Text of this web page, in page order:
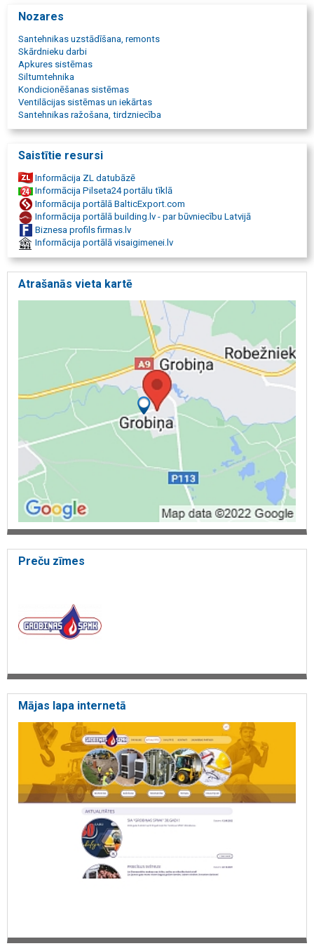
tīklu izbūve
siltumtīkli
metāla konstrukcijas
ventilācija Kurzemē
inženierkomunikāciju izbūve
apkures sistēmas
būvprojekti
apkures katlu ražošana
santehnikas tirdzniecība Grobiņā
santehniskie darbi Grobiņā
metāla izstrādājumu ražošana
Grobiņas būvnieki
siltumapgādes risinājumi
ventilācija
ārējie tīkli
iekšējie tīkli
ražošana
apkures katli
saunas krāsnis
gaisa vadi
apkures tehnikas
santehnikas ventilācijas iekārtas
Autotransports
Zemes rakšanas tehnikas pakalpojumi
Energoefektivitāte
Inženierkomunikācija
Inženiertehnisko komunikāciju apkope
Sistēmu ekspluatācija
Siltummezglu apkope
Spiedienpaaugstinošās ierīces
Bioloģiskā attīrīšana
Tauku un eļļas atdalītāji
Katlu tīrīšana
tvertņu tīrīšana
gāzes vadi
siltumtrases
apkure
Smagās tehnikas noma
Siltumapgādes un ventilācijas sistēmas
Gāzes apgādes sistēmas
Būvniecība
Montāža
Metināšana
Projektēšanas biroji
Būvuzraudzības pakalpojumi
Specializēts transports
Tehnikas aprīkojuma pakalpojumi
Tranšeju atbalsta sienas
Gruntsūdens pazemināšanas iekārtas
Hidrodinamiskā mašīna
Hidrodinamiskā transporta noma
Tranšeju frēze
Hidrauliskais āmurs
Ekskavatori
Nozares
Santehnikas uzstādīšana, remonts
Skārdnieku darbi
Apkures sistēmas
Siltumtehnika
Kondicionēšanas sistēmas
Ventilācijas sistēmas un iekārtas
Santehnikas ražošana, tirdzniecība
Saistītie resursi
Informācija ZL datubāzē
Informācija Pilseta24 portālu tīklā
Informācija portālā BalticExport.com
Informācija portālā building.lv - par būvniecību Latvijā
Biznesa profils firmas.lv
Informācija portālā visaigimenei.lv
Atrašanās vieta kartē
Preču zīmes
Mājas lapa internetā